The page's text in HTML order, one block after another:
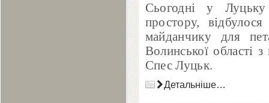
Сьогодні у Луцьку
простору,
майданчику для
Волинської області
Спес Луцьк.
Детальніше…